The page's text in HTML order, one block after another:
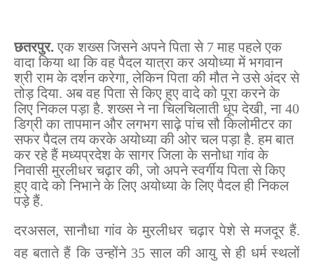
छतरपुर.एक शख्स जिसने अपने पिता से 7 माह पहले एक
वादा किया था कि वह पैदल यात्रा कर अयोध्या में भगवान
श्री राम के दर्शन करेगा, लेकिन पिता की मौत ने उसे अंदर से
तोड़ दिया. अब वह पिता से किए हुए वादे को पूरा करने के
लिए निकल पड़ा है. शख्स ने ना चिलचिलाती धूप देखी, ना 40
डिग्री का तापमान और लगभग साढ़े पांच सौ किलोमीटर का
सफर पैदल तय करके अयोध्या की ओर चल पड़ा है. हम बात
कर रहे हैं मध्यप्रदेश के सागर जिला के सनोधा गांव के
निवासी मुरलीधर चढ़ार की, जो अपने स्वर्गीय पिता से किए
हुए वादे को निभाने के लिए अयोध्या के लिए पैदल ही निकल
पड़े हैं.
दरअसल, सानौधा गांव के मुरलीधर चढ़ार पेशे से मजदूर हैं.
वह बताते हैं कि उन्होंने 35 साल की आयु से ही धर्म स्थलों